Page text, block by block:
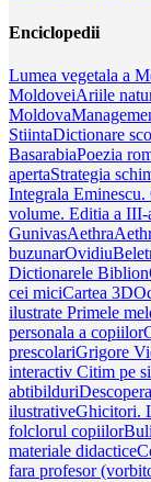
Enciclopedii
Lumea vegetala a
MoldoveiAriile
Moldova
StiintaDictionare
BasarabiaPoezia
apertaStrategia
Integrala
volume. Editia a III-
GunivasAethra
buzunarOvidiu
Dictionarele Biblion
cei miciCartea 3D
ilustrate Primele
personala a copiilor
prescolariGrigore
interactiv Citim pe
abtibilduri
ilustrativeGhicitori.
folclorul copiilor
materiale didactice
fara profesor